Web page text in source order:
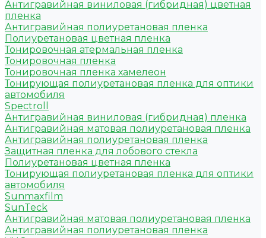
Антигравийная виниловая (гибридная) цветная
пленка
Антигравийная полиуретановая пленка
Полиуретановая цветная пленка
Тонировочная атермальная пленка
Тонировочная пленка
Тонировочная пленка хамелеон
Тонирующая полиуретановая пленка для оптики
автомобиля
Spectroll
Антигравийная виниловая (гибридная) пленка
Антигравийная матовая полиуретановая пленка
Антигравийная полиуретановая пленка
Защитная пленка для лобового стекла
Полиуретановая цветная пленка
Тонирующая полиуретановая пленка для оптики
автомобиля
Sunmaxfilm
SunTeck
Антигравийная матовая полиуретановая пленка
Антигравийная полиуретановая пленка